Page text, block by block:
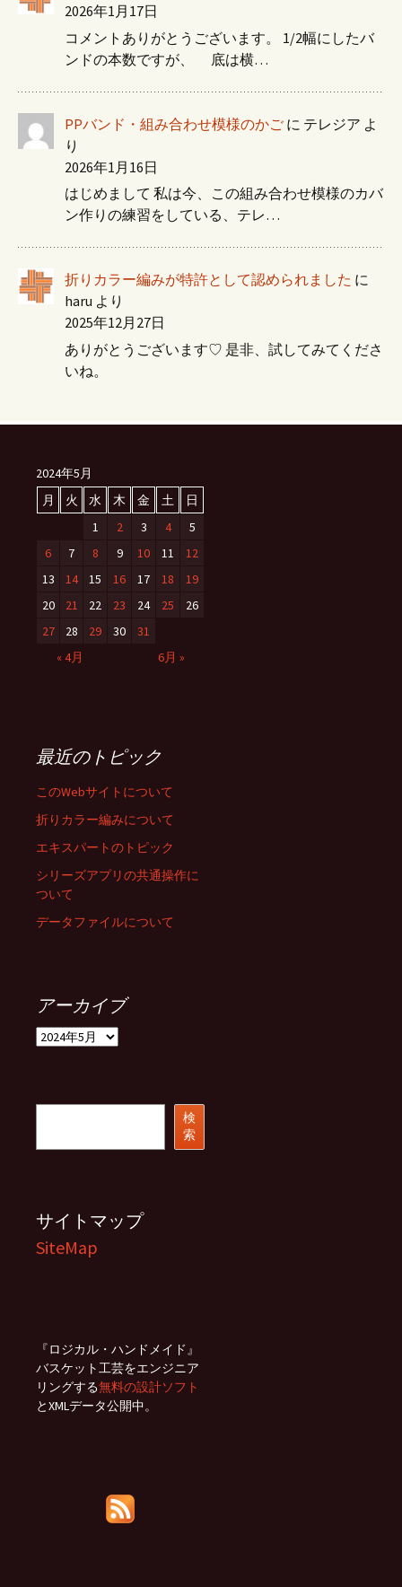
2026年1月17日
コメントありがとうございます。 1/2幅にしたバ
ンドの本数ですが、 底は横…
PPバンド・組み合わせ模様のかご に テレジア よ
り
2026年1月16日
はじめまして 私は今、この組み合わせ模様のカバ
ン作りの練習をしている、テレ…
折りカラー編みが特許として認められました に
haru より
2025年12月27日
ありがとうございます♡ 是非、試してみてくださ
いね。
2024年5月
月
火 水 木 金 土
日
1
2 3 4
5
6
7 8 9 10 11
12
13
14 15 16 17 18
19
20
21 22 23 24 25
26
27
28 29 30
31
« 4月
6月 »
最近のトピック
このWebサイトについて
折りカラー編みについて
エキスパートのトピック
シリーズアプリの共通操作に
ついて
データファイルについて
アーカイブ
ア
ブ
検
索
サイトマップ
SiteMap
『ロジカル・ハンドメイド』
バスケット工芸をエンジニア
リングする無料の設計ソフト
とXMLデータ公開中。